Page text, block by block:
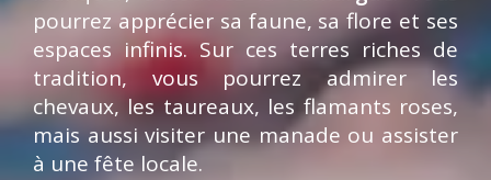
pourrez apprécier sa faune, sa flore et ses
espaces infinis. Sur ces terres riches de
tradition, vous pourrez admirer les
chevaux, les taureaux, les flamants roses,
mais aussi visiter une manade ou assister
à une fête locale.